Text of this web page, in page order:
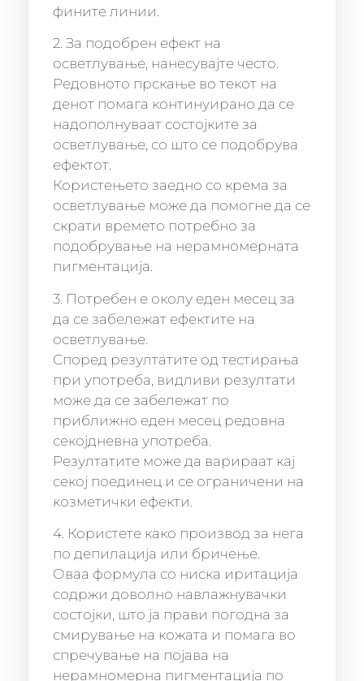
фините линии.
2. За подобрен ефект на
осветлување, нанесувајте често.
Редовното прскање во текот на
денот помага континуирано да се
надополнуваат состојките за
осветлување, со што се подобрува
ефектот.
Користењето заедно со крема за
осветлување може да помогне да се
скрати времето потребно за
подобрување на нерамномерната
пигментација.
3. Потребен е околу еден месец за
да се забележат ефектите на
осветлување.
Според резултатите од тестирања
при употреба, видливи резултати
може да се забележат по
приближно еден месец редовна
секојдневна употреба.
Резултатите може да варираат кај
секој поединец и се ограничени на
козметички ефекти.
4. Користете како производ за нега
по депилација или бричење.
Оваа формула со ниска иритација
содржи доволно навлажнувачки
состојки, што ја прави погодна за
смирување на кожата и помага во
спречување на појава на
нерамномерна пигментација по